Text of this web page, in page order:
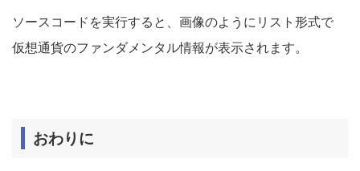
ソースコードを実行すると、画像のようにリスト形式で
仮想通貨のファンダメンタル情報が表示されます。
おわりに